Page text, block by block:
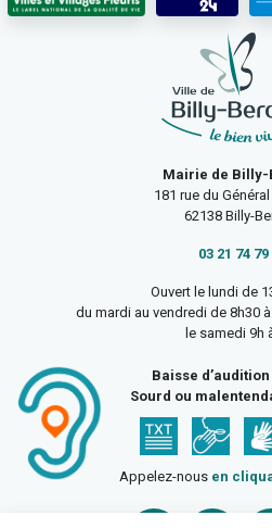
Mairie de
181 rue du
62138 Billy-
03 21 74 79
Ouvert le lundi de
du mardi au vendredi de 8h30
le samedi 9h
Baisse d’audition
Sourd ou
Appelez-nous en